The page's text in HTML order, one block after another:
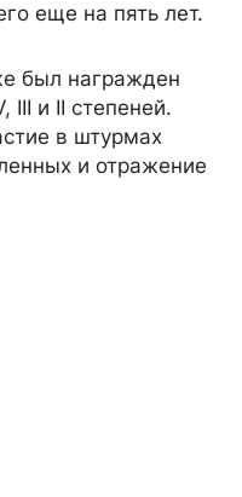
еще на пять лет.
был награжден
III и II степеней.
в штурмах
и отражение